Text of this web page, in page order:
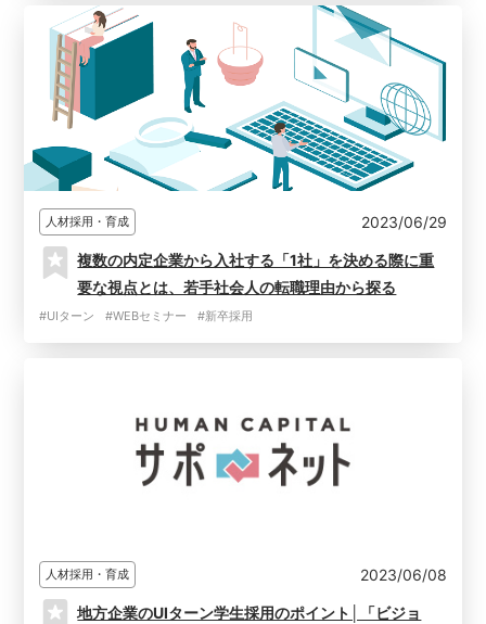
人材採用・育成 2023/06/29
複数の内定企業から入社する「1社」を決める際に重
要な視点とは、若手社会人の転職理由から探る
#UIターン #WEBセミナー #新卒採用
人材採用・育成 2023/06/08
地方企業のUIターン学生採用のポイント│「ビジョ